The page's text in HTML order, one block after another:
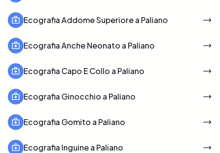
Ecografia Addome Superiore a Paliano
Ecografia Anche Neonato a Paliano
Ecografia Capo E Collo a Paliano
Ecografia Ginocchio a Paliano
Ecografia Gomito a Paliano
Ecografia Inguine a Paliano